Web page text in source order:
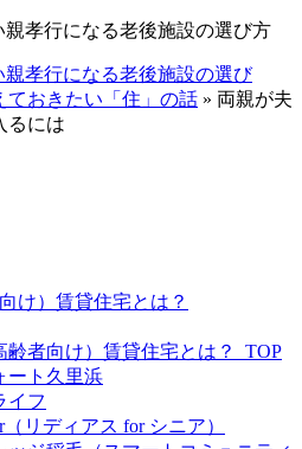
孝行になる老後施設の選び方
孝行になる老後施設の選び
おきたい「住」の話 » 両親が夫
るには
け）賃貸住宅とは？
齢者向け）賃貸住宅とは？_TOP
ート久里浜
イフ
（リディアス for シニア）